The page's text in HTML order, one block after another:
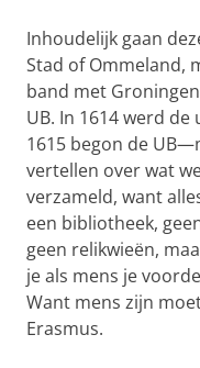
Inhoudelijk gaan
Stad of Ommeland,
band met
UB. In 1614 werd
1615 begon de
vertellen over wat
verzameld, want
een bibliotheek,
geen relikwieën,
je als mens je
Want mens zijn
Erasmus.